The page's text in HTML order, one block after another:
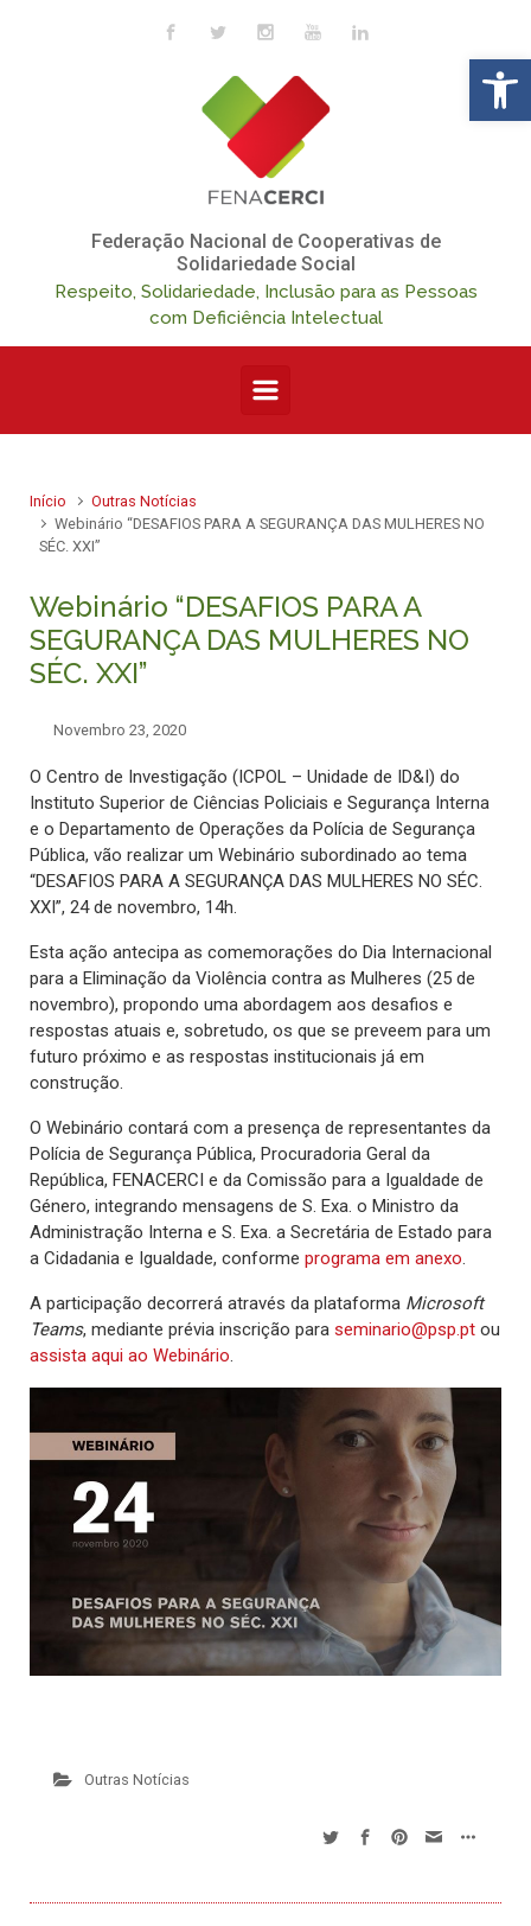
Skip to main content
Federação Nacional de Cooperativas de
Solidariedade Social
Respeito, Solidariedade, Inclusão para as Pessoas
com Deficiência Intelectual
Início
Outras Notícias
Webinário “DESAFIOS PARA A SEGURANÇA DAS MULHERES NO
SÉC. XXI”
Webinário “DESAFIOS PARA A
SEGURANÇA DAS MULHERES NO
SÉC. XXI”
Novembro 23, 2020
O Centro de Investigação (ICPOL – Unidade de ID&I) do
Instituto Superior de Ciências Policiais e Segurança Interna
e o Departamento de Operações da Polícia de Segurança
Pública, vão realizar um Webinário subordinado ao tema
“DESAFIOS PARA A SEGURANÇA DAS MULHERES NO SÉC.
XXI”, 24 de novembro, 14h.
Esta ação antecipa as comemorações do Dia Internacional
para a Eliminação da Violência contra as Mulheres (25 de
novembro), propondo uma abordagem aos desafios e
respostas atuais e, sobretudo, os que se preveem para um
futuro próximo e as respostas institucionais já em
construção.
O Webinário contará com a presença de representantes da
Polícia de Segurança Pública, Procuradoria Geral da
República, FENACERCI e da Comissão para a Igualdade de
Género, integrando mensagens de S. Exa. o Ministro da
Administração Interna e S. Exa. a Secretária de Estado para
a Cidadania e Igualdade, conforme programa em anexo.
A participação decorrerá através da plataforma Microsoft
Teams, mediante prévia inscrição para seminario@psp.pt ou
assista aqui ao Webinário.
Outras Notícias